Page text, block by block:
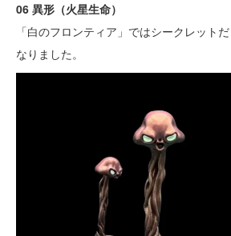
06 異形（火星生命）
「白のフロンティア」ではシークレット
なりました。